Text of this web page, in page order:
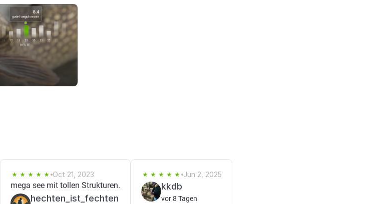
Oct 21, 2023
mega see mit tollen Strukturen.
hechten_ist_fechten
Jun 2, 2025
kkdb
vor 8 Tagen